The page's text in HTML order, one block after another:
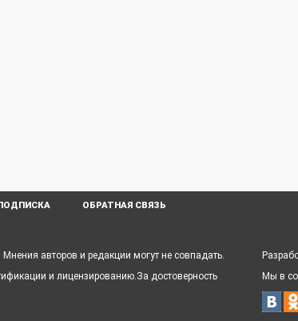
ОБРАТНАЯ СВЯЗЬ
авторов и редакции могут не совпадать.
и лицензированию.За достоверность
Мы в